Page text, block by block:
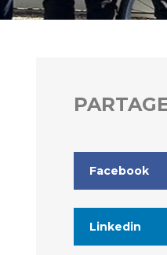
Facebook
Linkedin